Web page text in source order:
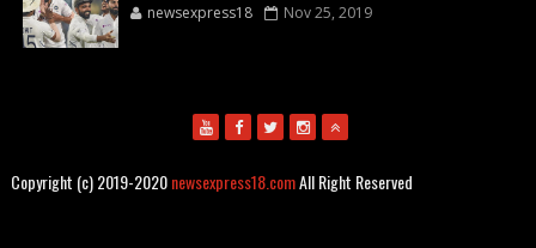
newsexpress18 Nov 25, 2019
Copyright (c) 2019-2020newsexpress18.comAll Right Reserved